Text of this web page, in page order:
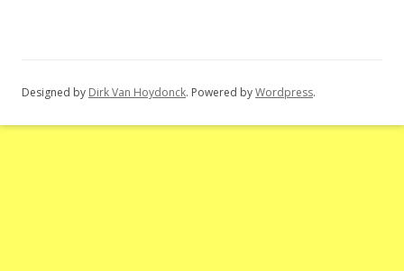
Designed by Dirk Van Hoydonck. Powered byWordpress.